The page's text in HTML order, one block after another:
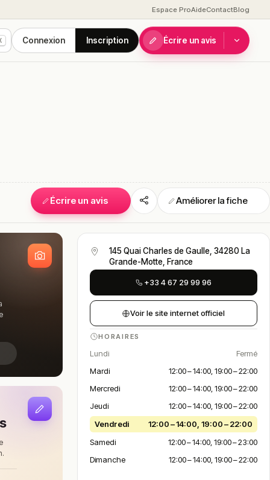
Espace ProAideContactBlog
Connexion Inscription Écrire un avis
Écrire un avis Améliorer la fiche
145 Quai Charles de Gaulle, 34280 La
Grande-Motte, France
+33 4 67 29 99 96
Voir le site internet officiel
HORAIRES
Lundi
Fermé
Mardi
12:00 – 14:00, 19:00 – 22:00
Mercredi
12:00 – 14:00, 19:00 – 22:00
Jeudi
12:00 – 14:00, 19:00 – 22:00
Vendredi
12:00 – 14:00, 19:00 – 22:00
Samedi
12:00 – 14:00, 19:00 – 23:00
Dimanche
12:00 – 14:00, 19:00 – 22:00